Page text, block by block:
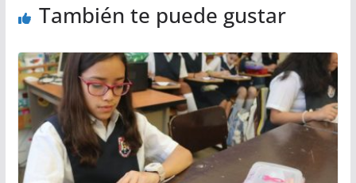
También te puede gustar